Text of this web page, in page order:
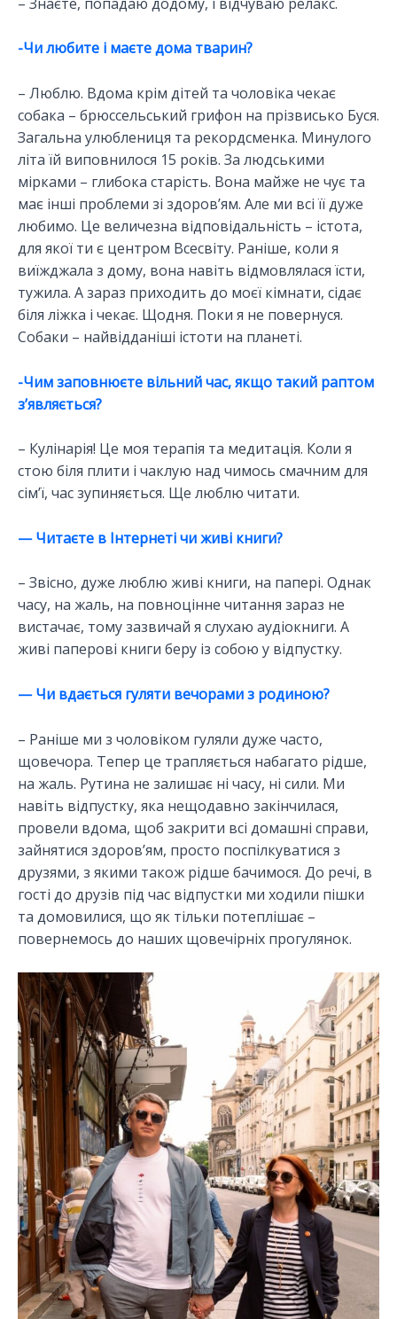
-Чи любите і маєте дома тварин?
– Люблю. Вдома крім дітей та чоловіка чекає
собака – брюссельський грифон на прізвисько Буся.
Загальна улюблениця та рекордсменка. Минулого
літа їй виповнилося 15 років. За людськими
мірками – глибока старість. Вона майже не чує та
має інші проблеми зі здоров’ям. Але ми всі її дуже
любимо. Це величезна відповідальність – істота,
для якої ти є центром Всесвіту. Раніше, коли я
виїжджала з дому, вона навіть відмовлялася їсти,
тужила. А зараз приходить до моєї кімнати, сідає
біля ліжка і чекає. Щодня. Поки я не повернуся.
Собаки – найвідданіші істоти на планеті.
-Чим заповнюєте вільний час, якщо такий раптом
з’являється?
– Кулінарія! Це моя терапія та медитація. Коли я
стою біля плити і чаклую над чимось смачним для
сім’ї, час зупиняється. Ще люблю читати.
— Читаєте в Інтернеті чи живі книги?
– Звісно, дуже люблю живі книги, на папері. Однак
часу, на жаль, на повноцінне читання зараз не
вистачає, тому зазвичай я слухаю аудіокниги. А
живі паперові книги беру із собою у відпустку.
— Чи вдається гуляти вечорами з родиною?
– Раніше ми з чоловіком гуляли дуже часто,
щовечора. Тепер це трапляється набагато рідше,
на жаль. Рутина не залишає ні часу, ні сили. Ми
навіть відпустку, яка нещодавно закінчилася,
провели вдома, щоб закрити всі домашні справи,
зайнятися здоров’ям, просто поспілкуватися з
друзями, з якими також рідше бачимося. До речі, в
гості до друзів під час відпустки ми ходили пішки
та домовилися, що як тільки потеплішає –
повернемось до наших щовечірніх прогулянок.